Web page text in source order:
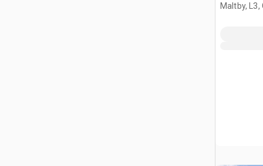
Maltby, L3,